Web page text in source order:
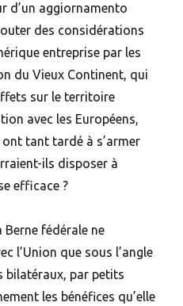
d’un aggiornamento
des considérations
entreprise par les
du Vieux Continent, qui
sur le territoire
avec les Européens,
tant tardé à s’armer
ils disposer à
efficace ?
fédérale ne
l’Union que sous l’angle
bilatéraux, par petits
les bénéfices qu’elle